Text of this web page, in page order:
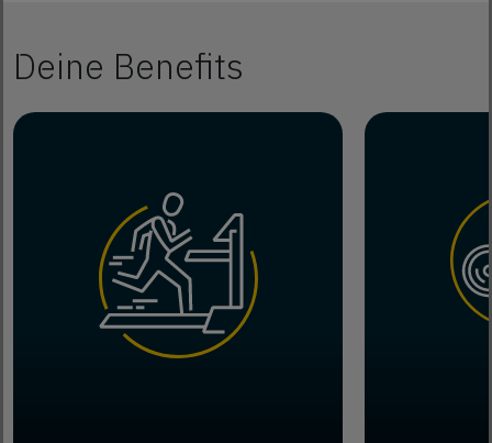
Deine Benefits